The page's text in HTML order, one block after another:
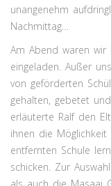
unangenehm
Nachmittag…
Am Abend waren wir
eingeladen. Außer
von geförderten
gehalten, gebetet
erläuterte Ralf den
ihnen die
entfernten Schule
schicken. Zur
als auch die Masaai